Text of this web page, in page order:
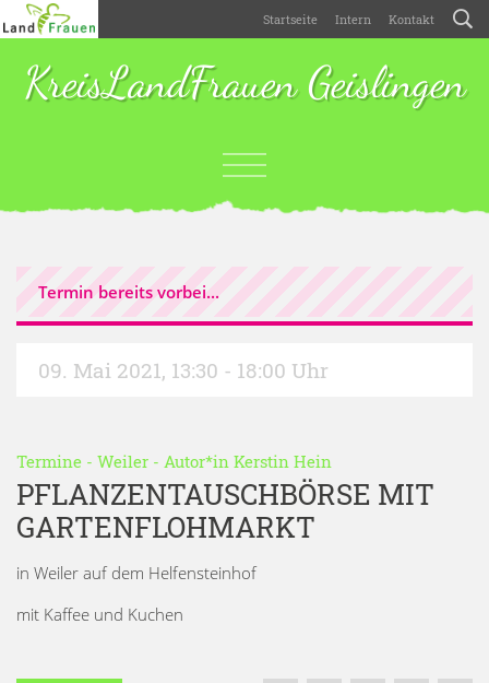
Startseite Intern Kontakt
KreisLandFrauen Geislingen
Termin bereits vorbei...
09. Mai 2021, 13:30 - 18:00 Uhr
Termine - Weiler - Autor*in Kerstin Hein
PFLANZENTAUSCHBÖRSE MIT
GARTENFLOHMARKT
in Weiler auf dem Helfensteinhof
mit Kaffee und Kuchen